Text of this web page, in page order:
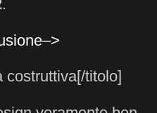
.
costruttiva[/titolo]